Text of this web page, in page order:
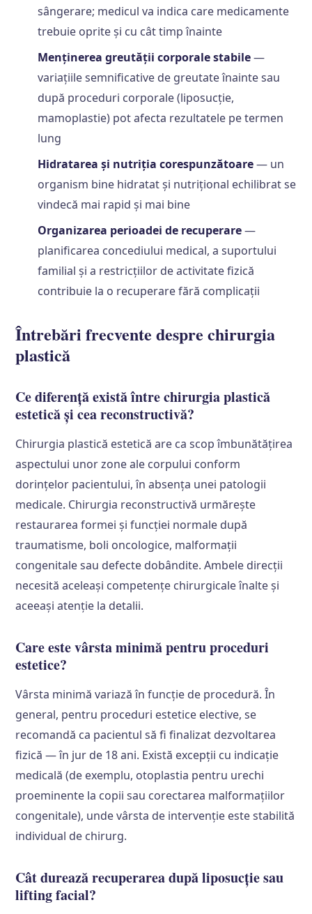
sângerare; medicul va indica care medicamente
trebuie oprite și cu cât timp înainte
Menținerea greutății corporale stabile—
variațiile semnificative de greutate înainte sau
după proceduri corporale (liposucție,
mamoplastie) pot afecta rezultatele pe termen
lung
Hidratarea și nutriția corespunzătoare— un
organism bine hidratat și nutrițional echilibrat se
vindecă mai rapid și mai bine
Organizarea perioadei de recuperare—
planificarea concediului medical, a suportului
familial și a restricțiilor de activitate fizică
contribuie la o recuperare fără complicații
Întrebări frecvente despre chirurgia
plastică
Ce diferență există între chirurgia plastică
estetică și cea reconstructivă?
Chirurgia plastică estetică are ca scop îmbunătățirea
aspectului unor zone ale corpului conform
dorințelor pacientului, în absența unei patologii
medicale. Chirurgia reconstructivă urmărește
restaurarea formei și funcției normale după
traumatisme, boli oncologice, malformații
congenitale sau defecte dobândite. Ambele direcții
necesită aceleași competențe chirurgicale înalte și
aceeași atenție la detalii.
Care este vârsta minimă pentru proceduri
estetice?
Vârsta minimă variază în funcție de procedură. În
general, pentru proceduri estetice elective, se
recomandă ca pacientul să fi finalizat dezvoltarea
fizică — în jur de 18 ani. Există excepții cu indicație
medicală (de exemplu, otoplastia pentru urechi
proeminente la copii sau corectarea malformațiilor
congenitale), unde vârsta de intervenție este stabilită
individual de chirurg.
Cât durează recuperarea după liposucție sau
lifting facial?